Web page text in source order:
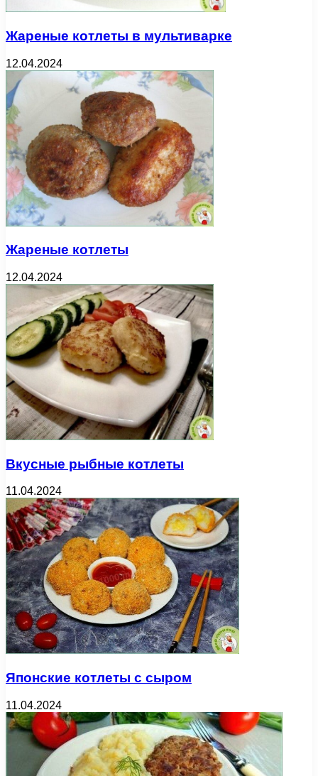
Жареные котлеты в мультиварке
12.04.2024
Жареные котлеты
12.04.2024
Вкусные рыбные котлеты
11.04.2024
Японские котлеты с сыром
11.04.2024